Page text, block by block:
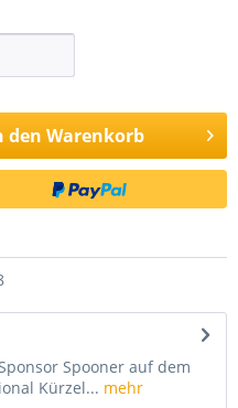
den Warenkorb
Spooner auf dem
Kürzel... mehr